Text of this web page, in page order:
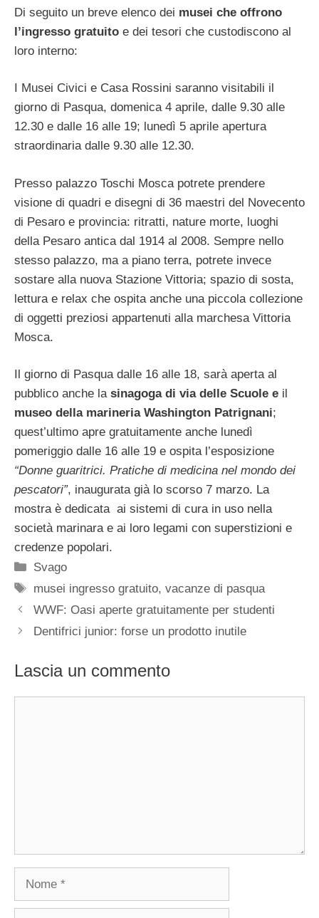
Di seguito un breve elenco dei musei che offrono
l’ingresso gratuito e dei tesori che custodiscono al
loro interno:
I Musei Civici e Casa Rossini saranno visitabili il
giorno di Pasqua, domenica 4 aprile, dalle 9.30 alle
12.30 e dalle 16 alle 19; lunedì 5 aprile apertura
straordinaria dalle 9.30 alle 12.30.
Presso palazzo Toschi Mosca potrete prendere
visione di quadri e disegni di 36 maestri del Novecento
di Pesaro e provincia: ritratti, nature morte, luoghi
della Pesaro antica dal 1914 al 2008. Sempre nello
stesso palazzo, ma a piano terra, potrete invece
sostare alla nuova Stazione Vittoria; spazio di sosta,
lettura e relax che ospita anche una piccola collezione
di oggetti preziosi appartenuti alla marchesa Vittoria
Mosca.
Il giorno di Pasqua dalle 16 alle 18, sarà aperta al
pubblico anche la sinagoga di via delle Scuole e il
museo della marineria Washington Patrignani;
quest’ultimo apre gratuitamente anche lunedì
pomeriggio dalle 16 alle 19 e ospita l’esposizione
“Donne guaritrici. Pratiche di medicina nel mondo dei
pescatori”, inaugurata già lo scorso 7 marzo. La
mostra è dedicata ai sistemi di cura in uso nella
società marinara e ai loro legami con superstizioni e
credenze popolari.
Categorie
Svago
Tag
musei ingresso gratuito,vacanze di pasqua
WWF: Oasi aperte gratuitamente per studenti
Dentifrici junior: forse un prodotto inutile
Lascia un commento